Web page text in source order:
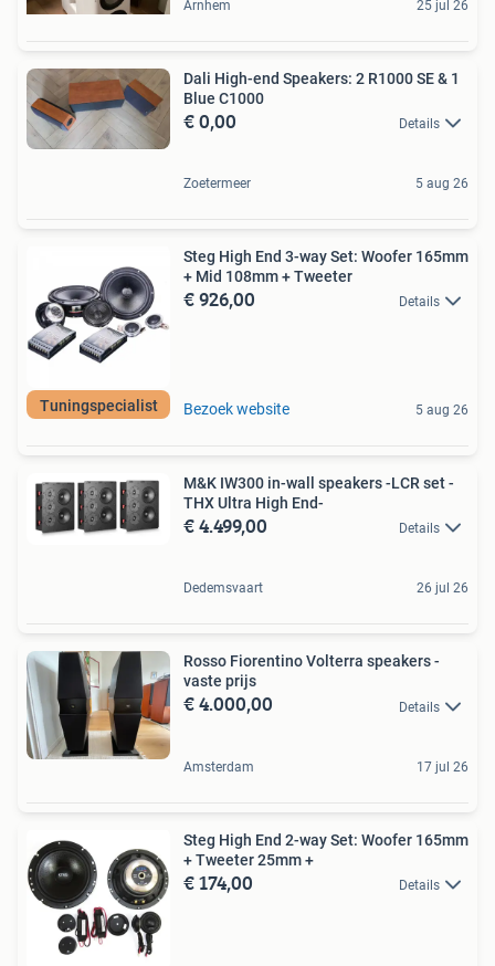
Arnhem 25 jul 26
Dali High-end Speakers: 2 R1000 SE & 1
Blue C1000
€ 0,00 Details
Zoetermeer 5 aug 26
Tuningspecialist
Steg High End 3-way Set: Woofer 165mm
+ Mid 108mm + Tweeter
€ 926,00 Details
Bezoek website 5 aug 26
M&K IW300 in-wall speakers -LCR set -
THX Ultra High End-
€ 4.499,00 Details
Dedemsvaart 26 jul 26
Rosso Fiorentino Volterra speakers -
vaste prijs
€ 4.000,00 Details
Amsterdam 17 jul 26
Steg High End 2-way Set: Woofer 165mm
+ Tweeter 25mm +
€ 174,00 Details